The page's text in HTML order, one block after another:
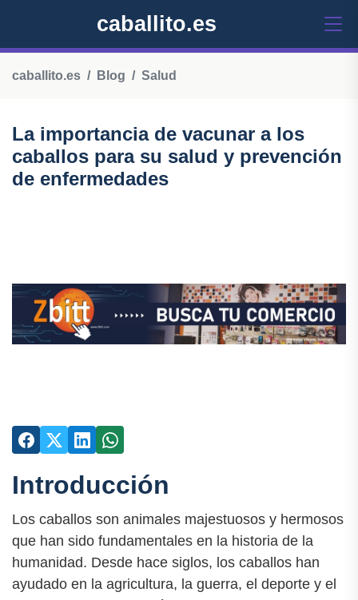
caballito.es
caballito.es Blog Salud
La importancia de vacunar a los
caballos para su salud y prevención
de enfermedades
Introducción
Los caballos son animales majestuosos y hermosos
que han sido fundamentales en la historia de la
humanidad. Desde hace siglos, los caballos han
ayudado en la agricultura, la guerra, el deporte y el